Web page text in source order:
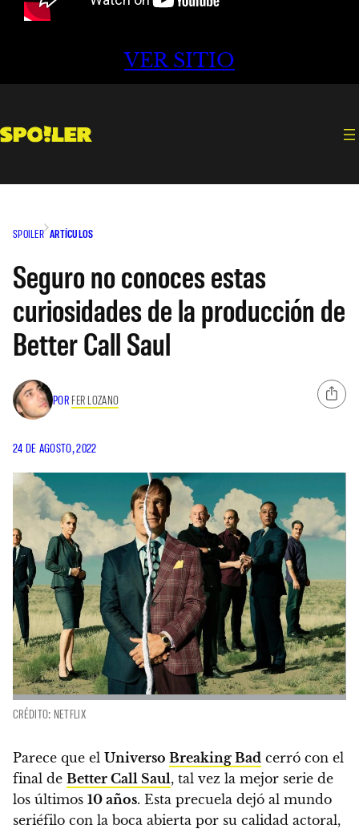
VER SITIO
SPOILER ARTÍCULOS
Seguro no conoces estas
curiosidades de la producción de
Better Call Saul
POR FER LOZANO
24 DE AGOSTO, 2022
CRÉDITO: NETFLIX
Parece que el Universo Breaking Bad cerró con el
final de Better Call Saul, tal vez la mejor serie de
los últimos 10 años. Esta precuela dejó al mundo
seriéfilo con la boca abierta por su calidad actoral,